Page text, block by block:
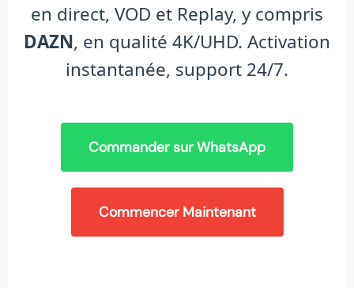
en direct, VOD et Replay, y compris
DAZN, en qualité 4K/UHD. Activation
instantanée, support 24/7.
Commander sur WhatsApp
Commencer Maintenant